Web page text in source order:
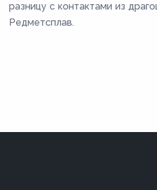
разницу с контактами из
Редметсплав.